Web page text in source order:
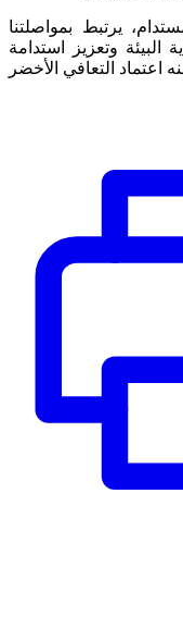
يرتبط بمواصلتنا
البيئة وتعزيز استدامة
اعتماد التعافي الأخضر